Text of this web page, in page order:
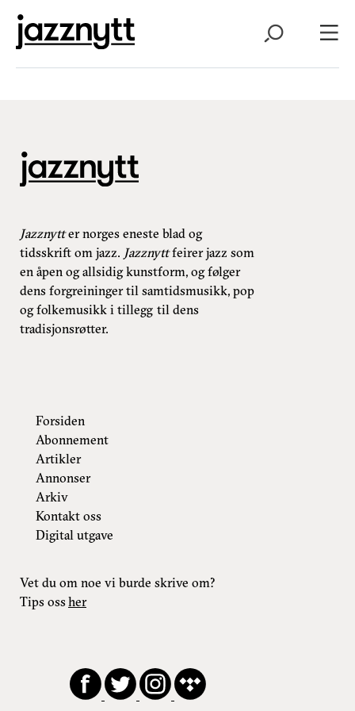
Jazznytter norges eneste blad og
tidsskrift om jazz. Jazznyttfeirer jazz som
en åpen og allsidig kunstform, og følger
dens forgreininger til samtidsmusikk, pop
og folkemusikk i tillegg til dens
tradisjonsrøtter.
Forsiden
Abonnement
Artikler
Annonser
Arkiv
Kontakt oss
Digital utgave
Vet du om noe vi burde skrive om?
Tips ossher